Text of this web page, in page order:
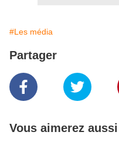
#Les média
Partager
Vous aimerez aussi